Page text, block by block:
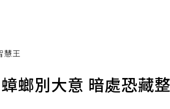
慧王
螂別大意 暗處恐藏